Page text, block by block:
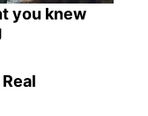
you knew